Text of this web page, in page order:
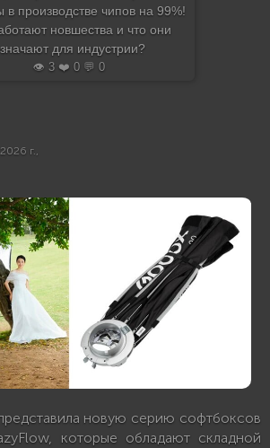
в производстве чипов на 99%!
новшества и что они
для индустрии?
👁️ 3 ❤️ 0 💬 0
г.,
новую серию софтбоксов
которые обладают складной